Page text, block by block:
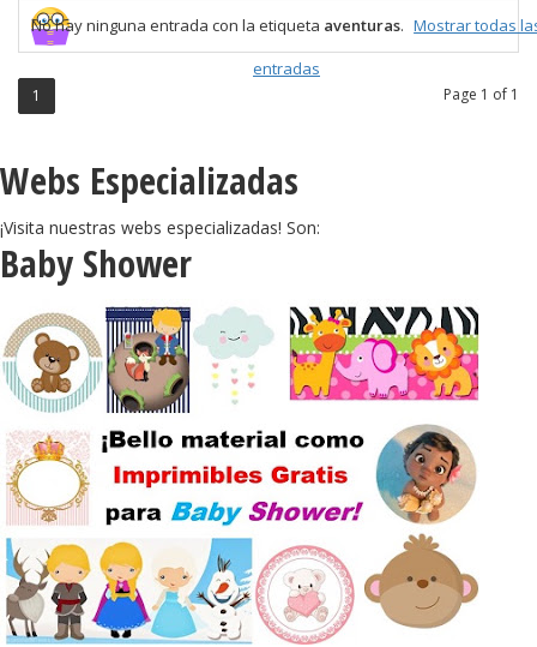
No hay ninguna entrada con la etiqueta aventuras. Mostrar todas
entradas
Page 1 of 1
1
Webs Especializadas
¡Visita nuestras webs especializadas! Son:
Baby Shower